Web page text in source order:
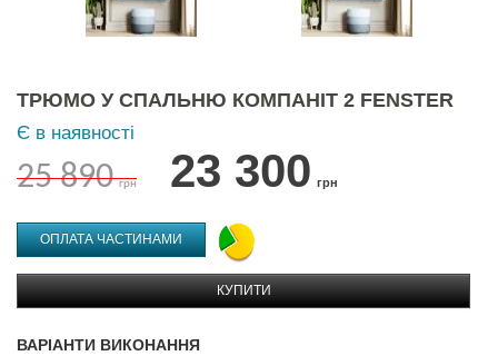
ТРЮМО У СПАЛЬНЮ КОМПАНІТ 2 FENSTER
Є в наявності
25 890 грн 23 300 грн
ОПЛАТА ЧАСТИНАМИ
КУПИТИ
ВАРІАНТИ ВИКОНАННЯ